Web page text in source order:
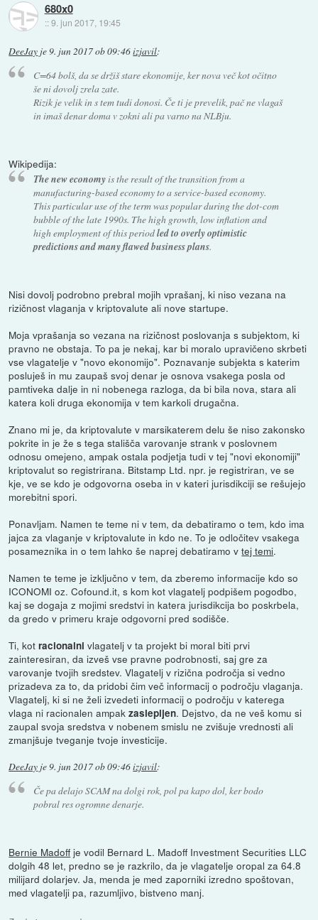
680x0
::9. jun 2017, 19:45
DeeJay je9. jun 2017 ob 09:46izjavil:
C=64 bolš, da se držiš stare ekonomije, ker nova več kot očitno
še ni dovolj zrela zate.
Rizik je velik in s tem tudi donosi. Če ti je prevelik, pač ne vlagaš
in imaš denar doma v zokni ali pa varno na NLBju.
Wikipedija:
The new economyis the result of the transition from a
manufacturing-based economy to a service-based economy.
This particular use of the term was popular during the dot-com
bubble of the late 1990s. The high growth, low inflation and
high employment of this periodled to overly optimistic
predictions and many flawed business plans.
Nisi dovolj podrobno prebral mojih vprašanj, ki niso vezana na
rizičnost vlaganja v kriptovalute ali nove startupe.
Moja vprašanja so vezana na rizičnost poslovanja s subjektom, ki
pravno ne obstaja. To pa je nekaj, kar bi moralo upravičeno skrbeti
vse vlagatelje v "novo ekonomijo". Poznavanje subjekta s katerim
posluješ in mu zaupaš svoj denar je osnova vsakega posla od
pamtiveka dalje in ni nobenega razloga, da bi bila nova, stara ali
katera koli druga ekonomija v tem karkoli drugačna.
Znano mi je, da kriptovalute v marsikaterem delu še niso zakonsko
pokrite in je že s tega stališča varovanje strank v poslovnem
odnosu omejeno, ampak ostala podjetja tudi v tej "novi ekonomiji"
kriptovalut so registrirana. Bitstamp Ltd. npr. je registriran, ve se
kje, ve se kdo je odgovorna oseba in v kateri jurisdikciji se rešujejo
morebitni spori.
Ponavljam. Namen te teme ni v tem, da debatiramo o tem, kdo ima
jajca za vlaganje v kriptovalute in kdo ne. To je odločitev vsakega
posameznika in o tem lahko še naprej debatiramo vtej temi.
Namen te teme je izključno v tem, da zberemo informacije kdo so
ICONOMI oz. Cofound.it, s kom kot vlagatelj podpišem pogodbo,
kaj se dogaja z mojimi sredstvi in katera jurisdikcija bo poskrbela,
da gredo v primeru kraje odgovorni pred sodišče.
Ti, kotracionalni vlagatelj v ta projekt bi moral biti prvi
zainteresiran, da izveš vse pravne podrobnosti, saj gre za
varovanje tvojih sredstev. Vlagatelj v rizična področja si vedno
prizadeva za to, da pridobi čim več informacij o področju vlaganja.
Vlagatelj, ki si ne želi izvedeti informacij o področju v katerega
vlaga ni racionalen ampakzaslepljen. Dejstvo, da ne veš komu si
zaupal svoja sredstva v nobenem smislu ne zvišuje vrednosti ali
zmanjšuje tveganje tvoje investicije.
DeeJay je9. jun 2017 ob 09:46izjavil:
Če pa delajo SCAM na dolgi rok, pol pa kapo dol, ker bodo
pobral res ogromne denarje.
Bernie Madoff je vodil Bernard L. Madoff Investment Securities LLC
dolgih 48 let, predno se je razkrilo, da je vlagatelje oropal za 64.8
milijard dolarjev. Ja, menda je med zaporniki izredno spoštovan,
med vlagatelji pa, razumljivo, bistveno manj.